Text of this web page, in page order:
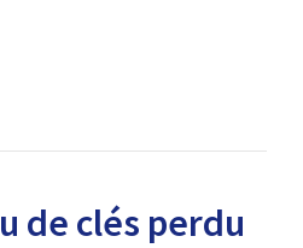
de clés perdu